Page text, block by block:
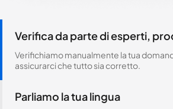
Verifica da parte di esperti,
Verifichiamo manualmente la tua
assicurarci che tutto sia corretto.
Parliamo la tua lingua